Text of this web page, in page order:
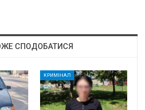
СПОДОБАТИСЯ
КРИМІНАЛ